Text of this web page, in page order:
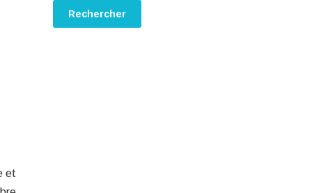
et